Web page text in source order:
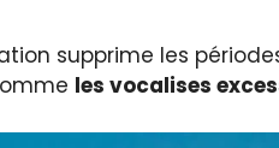
supprime les
les vocalises